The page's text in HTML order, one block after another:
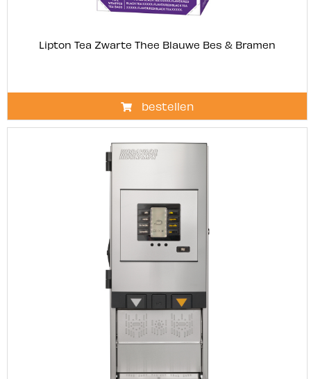
Lipton Tea Zwarte Thee Blauwe Bes & Bramen
bestellen